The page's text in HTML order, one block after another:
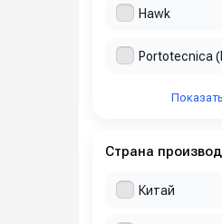
Hawk
Portotecnica
Страна
Китай